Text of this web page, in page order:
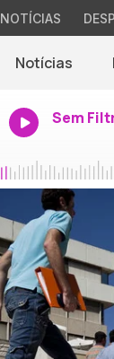
NOTÍCIAS
Notícias
Sem